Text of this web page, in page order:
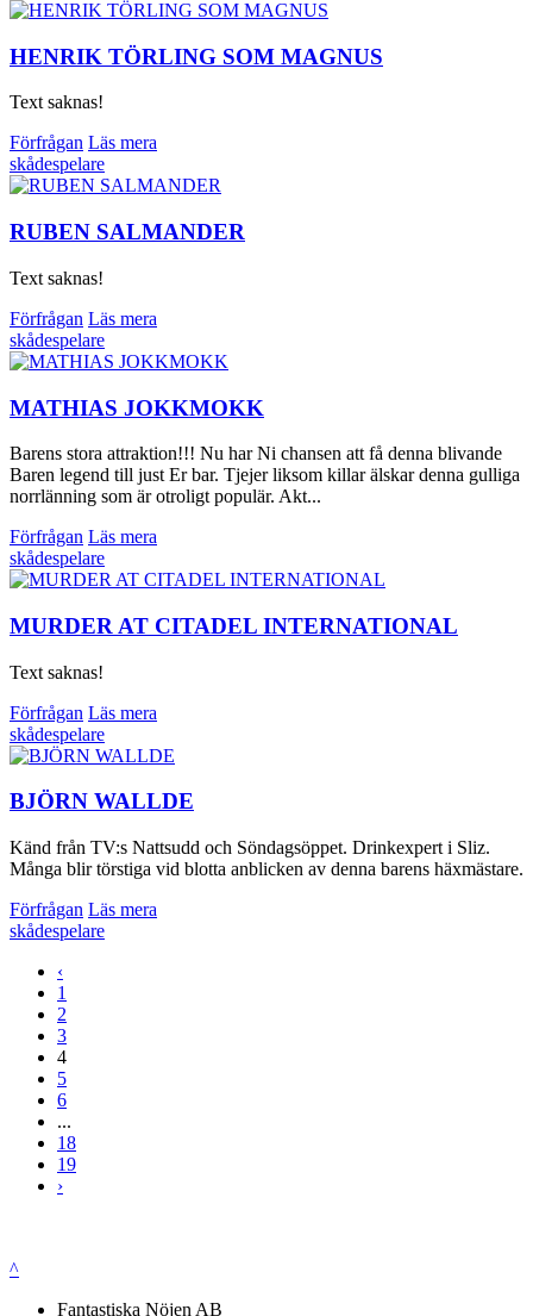
HENRIK TÖRLING SOM MAGNUS
Text saknas!
Förfrågan Läs mera
skådespelare
RUBEN SALMANDER
Text saknas!
Förfrågan Läs mera
skådespelare
MATHIAS JOKKMOKK
Barens stora attraktion!!! Nu har Ni chansen att få denna blivande
Baren legend till just Er bar. Tjejer liksom killar älskar denna gulliga
norrlänning som är otroligt populär. Akt...
Förfrågan Läs mera
skådespelare
MURDER AT CITADEL INTERNATIONAL
Text saknas!
Förfrågan Läs mera
skådespelare
BJÖRN WALLDE
Känd från TV:s Nattsudd och Söndagsöppet. Drinkexpert i Sliz.
Många blir törstiga vid blotta anblicken av denna barens häxmästare.
Förfrågan Läs mera
skådespelare
‹
1
2
3
4
5
6
...
18
19
›
^
Fantastiska Nöjen AB